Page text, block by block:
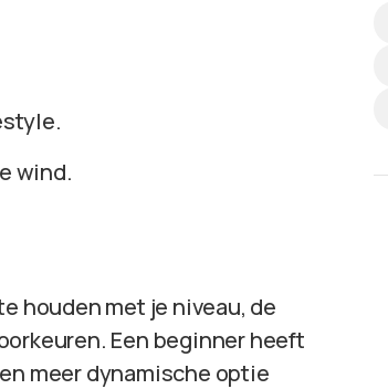
wind.
houden met je niveau, de
Een beginner heeft
meer dynamische optie